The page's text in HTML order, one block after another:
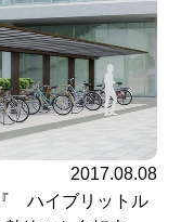
2017.08.08
ハイブリットル